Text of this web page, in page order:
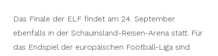
Das Finale der ELF findet am 24. September
ebenfalls in der Schauinsland-Reisen-Arena statt. Für
das Endspiel der europäischen Football-Liga sind